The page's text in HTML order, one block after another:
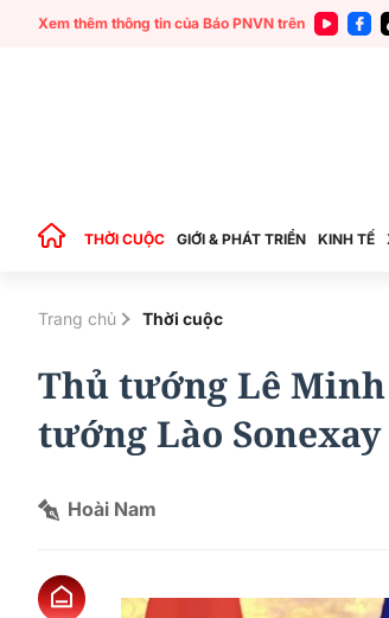
Xem thêm thông tin của Báo PNVN trên
THỜI CUỘC GIỚI & PHÁT TRIỂN KINH TẾ
Trang chủ Thời cuộc
Thủ tướng Lê
tướng Lào
Hoài Nam